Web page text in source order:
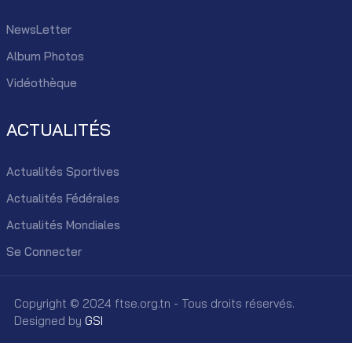
NewsLetter
Album Photos
Vidéothèque
ACTUALITÉS
Actualités Sportives
Actualités Fédérales
Actualités Mondiales
Se Connecter
Copyright © 2024 ftse.org.tn - Tous droits réservés.
Designed by GSI